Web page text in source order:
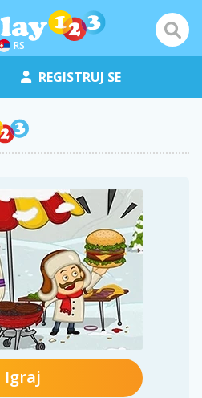
RS
REGISTRUJ SE
Igraj